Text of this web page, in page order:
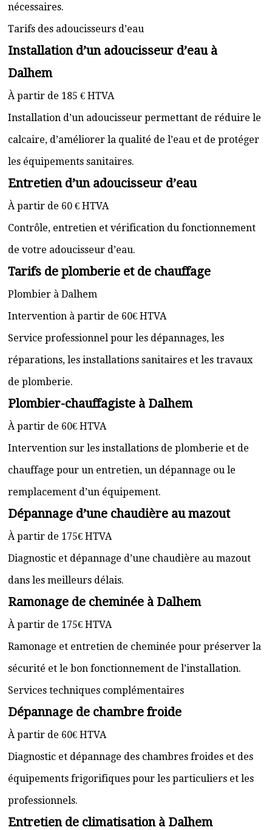
nécessaires.
Tarifs des adoucisseurs d’eau
Installation d’un adoucisseur d’eau à
Dalhem
À partir de 185 € HTVA
Installation d’un adoucisseur permettant de réduire le
calcaire, d’améliorer la qualité de l’eau et de protéger
les équipements sanitaires.
Entretien d’un adoucisseur d’eau
À partir de 60 € HTVA
Contrôle, entretien et vérification du fonctionnement
de votre adoucisseur d’eau.
Tarifs de plomberie et de chauffage
Plombier à Dalhem
Intervention à partir de 60€ HTVA
Service professionnel pour les dépannages, les
réparations, les installations sanitaires et les travaux
de plomberie.
Plombier-chauffagiste à Dalhem
À partir de 60€ HTVA
Intervention sur les installations de plomberie et de
chauffage pour un entretien, un dépannage ou le
remplacement d’un équipement.
Dépannage d’une chaudière au mazout
À partir de 175€ HTVA
Diagnostic et dépannage d’une chaudière au mazout
dans les meilleurs délais.
Ramonage de cheminée à Dalhem
À partir de 175€ HTVA
Ramonage et entretien de cheminée pour préserver la
sécurité et le bon fonctionnement de l’installation.
Services techniques complémentaires
Dépannage de chambre froide
À partir de 60€ HTVA
Diagnostic et dépannage des chambres froides et des
équipements frigorifiques pour les particuliers et les
professionnels.
Entretien de climatisation à Dalhem